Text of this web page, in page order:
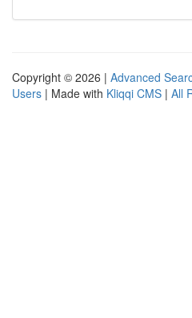
Copyright © 2026 | Advanced
Users | Made with Kliqqi CMS | All